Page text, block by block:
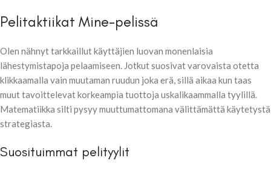
Pelitaktiikat Mine-pelissä
Olen nähnyt tarkkaillut käyttäjien luovan monenlaisia
lähestymistapoja pelaamiseen. Jotkut suosivat varovaista otetta
klikkaamalla vain muutaman ruudun joka erä, sillä aikaa kun taas
muut tavoittelevat korkeampia tuottoja uskalikaammalla tyylillä.
Matematiikka silti pysyy muuttumattomana välittämättä käytetystä
strategiasta.
Suosituimmat pelityylit